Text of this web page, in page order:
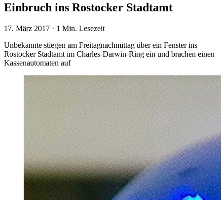
Einbruch ins Rostocker Stadtamt
17. März 2017 · 1 Min. Lesezeit
Unbekannte stiegen am Freitagnachmittag über ein Fenster ins
Rostocker Stadtamt im Charles-Darwin-Ring ein und brachen einen
Kassenautomaten auf